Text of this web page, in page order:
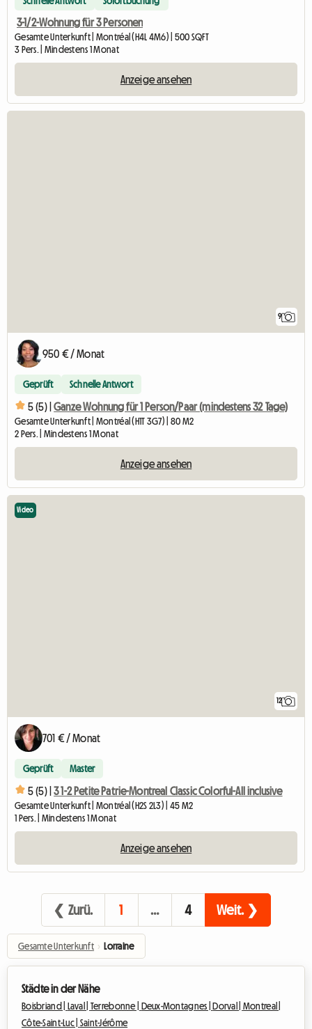
3-1/2-Wohnung für 3 Personen
Gesamte Unterkunft | Montréal (H4L 4M6) | 500 SQFT
3 Pers. | Mindestens 1 Monat
Anzeige ansehen
9
950 € / Monat
Geprüft Schnelle Antwort
5 (5) | Ganze Wohnung für 1 Person/Paar (mindestens 32 Tage)
Gesamte Unterkunft | Montréal (H1T 3G7) | 80 M2
2 Pers. | Mindestens 1 Monat
Anzeige ansehen
12
Video
701 € / Monat
Geprüft Master
5 (5) | 3 1-2 Petite Patrie-Montreal Classic Colorful-All inclusive
Gesamte Unterkunft | Montréal (H2S 2L3) | 45 M2
1 Pers. | Mindestens 1 Monat
Anzeige ansehen
❮ Zurü. 1 … 4 Weit. ❯
Gesamte Unterkunft › Lorraine
Städte in der Nähe
Boisbriand | Laval | Terrebonne | Deux-Montagnes | Dorval | Montreal |
Côte-Saint-Luc | Saint-Jérôme